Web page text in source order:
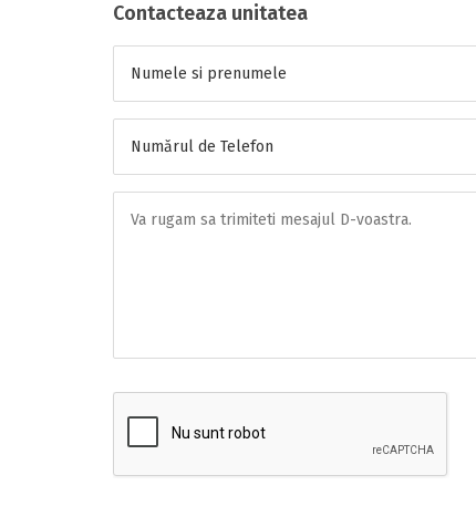
Contacteaza unitatea